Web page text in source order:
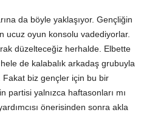
da böyle yaklaşıyor. Gençliğin
ucuz oyun konsolu vadediyorlar.
düzelteceğiz herhalde. Elbette
de kalabalık arkadaş grubuyla
biz gençler için bu bir
partisi yalnızca haftasonları mı
önerisinden sonra akla